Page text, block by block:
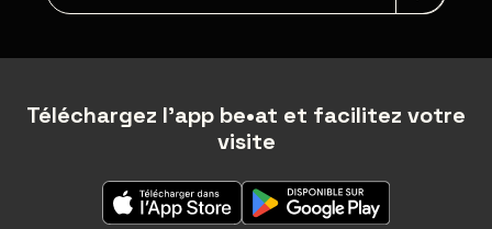
Téléchargez l'app be•at et facilitez votre
visite